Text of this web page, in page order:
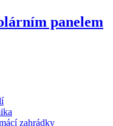
panelem
zahrádky